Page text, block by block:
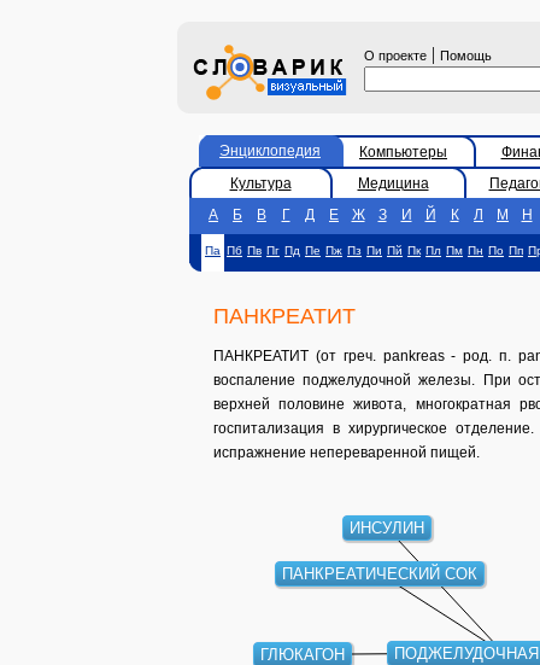
О проекте | Помощь
Энциклопедия Компьютеры
Культура
Медицина
А
Б В Г Д Е Ж З И Й К Л М Н
Па Пб Пв Пг Пд Пе Пж Пз Пи Пй Пк Пл Пм Пн По Пп
ПАНКРЕАТИТ
ПАНКРЕАТИТ (от греч. pankreas - род. п.
воспаление поджелудочной железы. При
верхней половине живота, многократная
госпитализация в хирургическое
испражнение непереваренной пищей.
ГЛЮКАГОН
ПАНКРЕАТИЧЕСКИЙ СОК
ИНСУЛИН